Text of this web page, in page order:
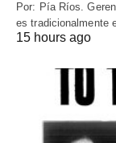
Por: Pía Ríos.
es tradicionalmente
15 hours ago